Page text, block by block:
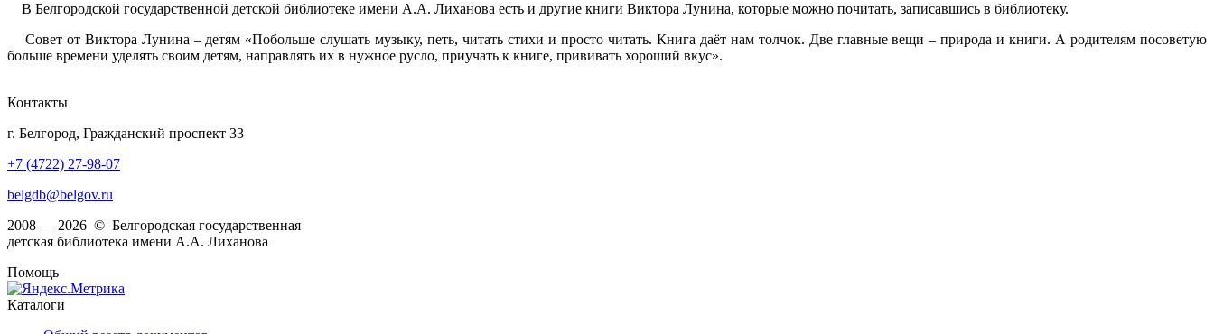
В Белгородской государственной детской библиотеке имени А.А. Лиханова есть и другие книги Виктора Лунина, которые можно почитать, записавшись в библиотеку.
Совет от Виктора Лунина – детям «Побольше слушать музыку, петь, читать стихи и просто читать. Книга даёт нам толчок. Две главные вещи – природа и книги. А родителям посоветую
больше времени уделять своим детям, направлять их в нужное русло, приучать к книге, прививать хороший вкус».
Контакты
г. Белгород, Гражданский проспект 33
+7 (4722) 27-98-07
belgdb@belgov.ru
2008 — 2026 © Белгородская государственная
детская библиотека имени А.А. Лиханова
Помощь
Каталоги